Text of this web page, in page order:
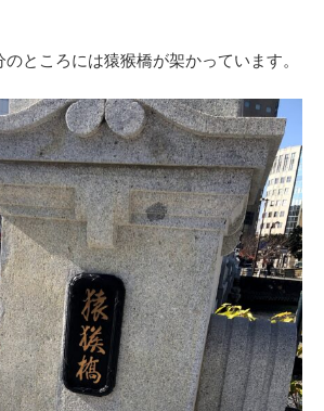
ところには猿猴橋が架かっています。